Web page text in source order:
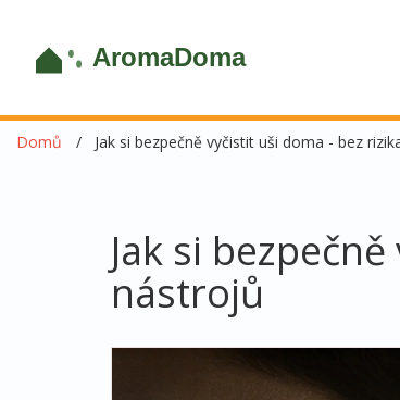
Domů Jak si bezpečně vyčistit uši doma - bez
Jak si
nástrojů